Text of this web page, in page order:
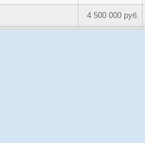
4 500 000 руб.